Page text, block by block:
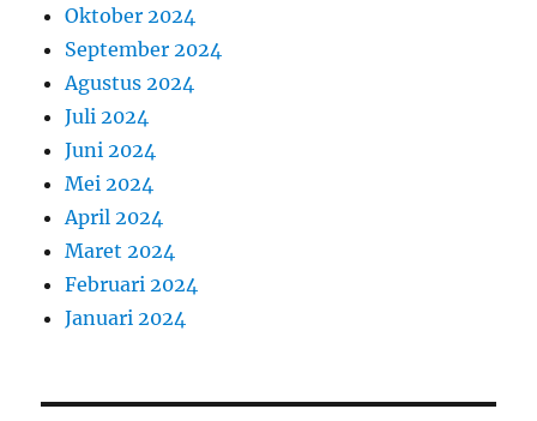
Oktober 2024
September 2024
Agustus 2024
Juli 2024
Juni 2024
Mei 2024
April 2024
Maret 2024
Februari 2024
Januari 2024